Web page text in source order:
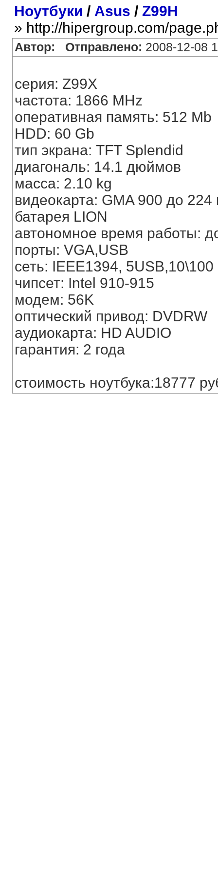
Ноутбуки / Asus / Z99H
» http://hipergroup.com/
Автор: Отправлено: 2008-12-08
серия: Z99X
частота: 1866 MHz
оперативная память: 512 Mb
HDD: 60 Gb
тип экрана: TFT Splendid
диагональ: 14.1 дюймов
масса: 2.10 kg
видеокарта: GMA 900 до 224
батарея LION
автономное время работы:
порты: VGA,USB
сеть: IEEE1394, 5USB,10\100
чипсет: Intel 910-915
модем: 56K
оптический привод: DVDRW
аудиокарта: HD AUDIO
гарантия: 2 года
стоимость ноутбука:18777